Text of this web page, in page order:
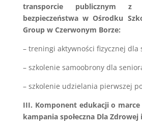
transporcie publicznym z
bezpieczeństwa w Ośrodku
Group w Czerwonym Borze:
– treningi aktywności fizycznej dla
– szkolenie samoobrony dla
– szkolenie udzielania pierwszej
III. Komponent edukacji o
kampania społeczna Dla Zdrowej